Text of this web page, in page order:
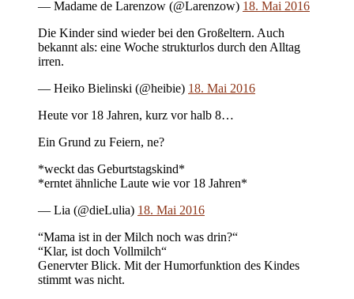
— Madame de Larenzow (@Larenzow) 18. Mai 2016
Die Kinder sind wieder bei den Großeltern. Auch
bekannt als: eine Woche strukturlos durch den Alltag
irren.
— Heiko Bielinski (@heibie) 18. Mai 2016
Heute vor 18 Jahren, kurz vor halb 8…
Ein Grund zu Feiern, ne?
*weckt das Geburtstagskind*
*erntet ähnliche Laute wie vor 18 Jahren*
— Lia (@dieLulia) 18. Mai 2016
“Mama ist in der Milch noch was drin?“
“Klar, ist doch Vollmilch“
Genervter Blick. Mit der Humorfunktion des Kindes
stimmt was nicht.